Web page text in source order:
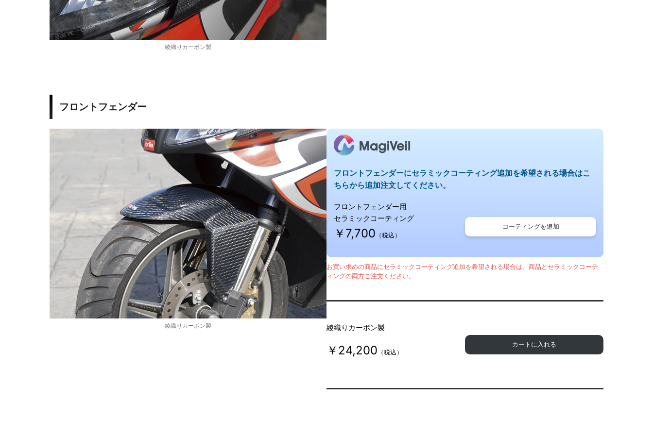
綾織りカーボン製
フロントフェンダー
綾織りカーボン製
フロントフェンダーにセラミックコーティング追加を希望される場合はこ
ちらから追加注文してください。
フロントフェンダー用
セラミックコーティング
￥7,700 （税込）
コーティングを追加
お買い求めの商品にセラミックコーティング追加を希望される場合は、商品とセラミックコーテ
ィングの両方ご注文ください。
綾織りカーボン製
￥24,200 （税込）
カートに入れる